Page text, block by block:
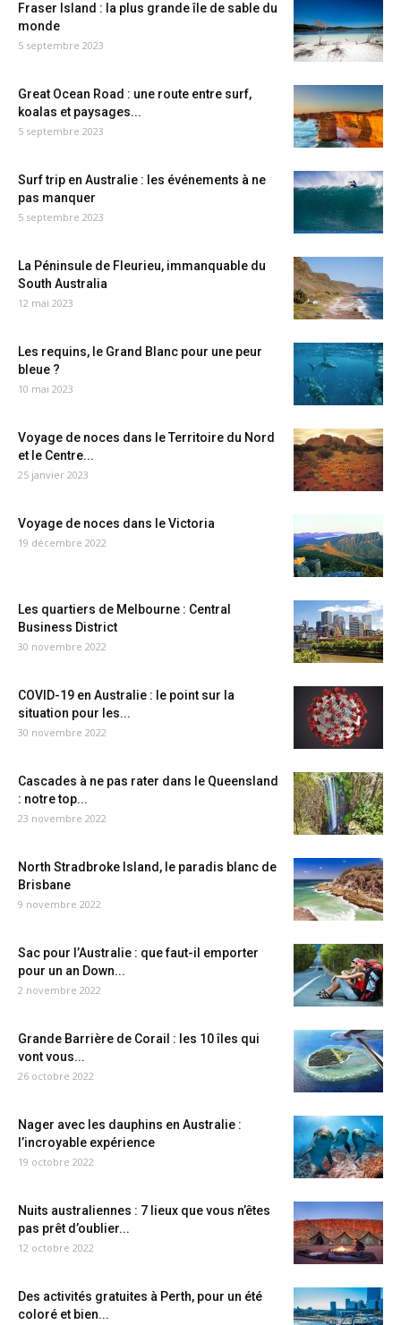
Fraser Island : la plus grande île de sable du
monde
5 septembre 2023
Great Ocean Road : une route entre surf,
koalas et paysages...
5 septembre 2023
Surf trip en Australie : les événements à ne
pas manquer
5 septembre 2023
La Péninsule de Fleurieu, immanquable du
South Australia
12 mai 2023
Les requins, le Grand Blanc pour une peur
bleue ?
10 mai 2023
Voyage de noces dans le Territoire du Nord
et le Centre...
25 janvier 2023
Voyage de noces dans le Victoria
19 décembre 2022
Les quartiers de Melbourne : Central
Business District
30 novembre 2022
COVID-19 en Australie : le point sur la
situation pour les...
30 novembre 2022
Cascades à ne pas rater dans le Queensland
: notre top...
23 novembre 2022
North Stradbroke Island, le paradis blanc de
Brisbane
9 novembre 2022
Sac pour l’Australie : que faut-il emporter
pour un an Down...
2 novembre 2022
Grande Barrière de Corail : les 10 îles qui
vont vous...
26 octobre 2022
Nager avec les dauphins en Australie :
l’incroyable expérience
19 octobre 2022
Nuits australiennes : 7 lieux que vous n’êtes
pas prêt d’oublier...
12 octobre 2022
Des activités gratuites à Perth, pour un été
coloré et bien...